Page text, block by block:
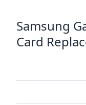
Samsung
Card